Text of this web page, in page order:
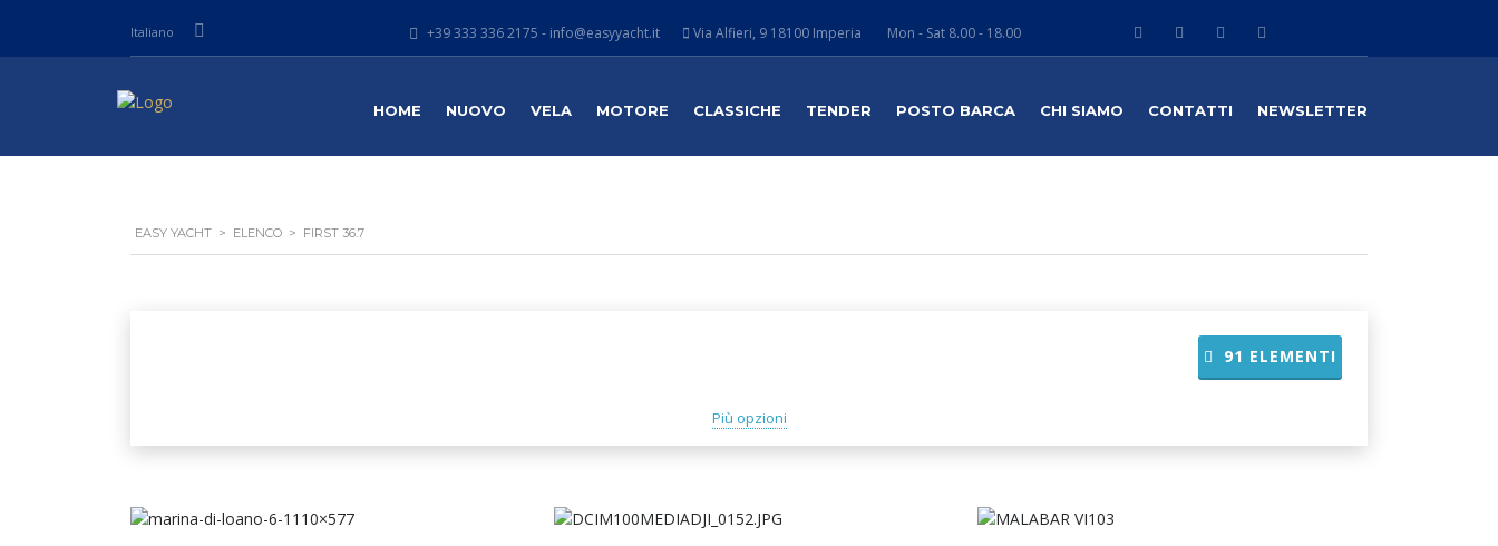
Italiano Mon - Sat 8.00 - 18.00
Via Alfieri, 9 18100 Imperia
+39 333 336 2175 - info@easyyacht.it
HOME NUOVO VELA MOTORE CLASSICHE TENDER POSTO BARCA CHI SIAMO CONTATTI NEWSLETTER
EASY YACHT > ELENCO > FIRST 36.7
Più opzioni
91 ELEMENTI